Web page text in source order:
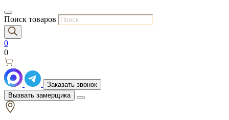
Поиск товаров
0
0
Заказать звонок
Вызвать замерщика